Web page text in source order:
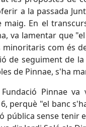
a la passada
En el
va lamentar que
minoritaris com és
de seguiment de
de Pinnae, s'ha
Pinnae
perquè "el banc
pública sense tenir